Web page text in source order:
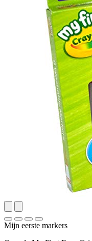
Mijn eerste markers